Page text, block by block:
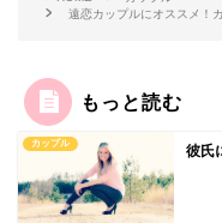
遠恋カップルにオススメ！
もっと読む
カップル 彼氏